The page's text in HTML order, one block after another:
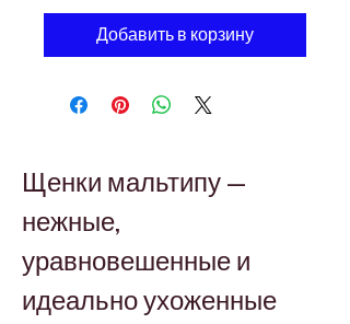
Добавить в корзину
Щенки мальтипу —
нежные,
уравновешенные и
идеально ухоженные